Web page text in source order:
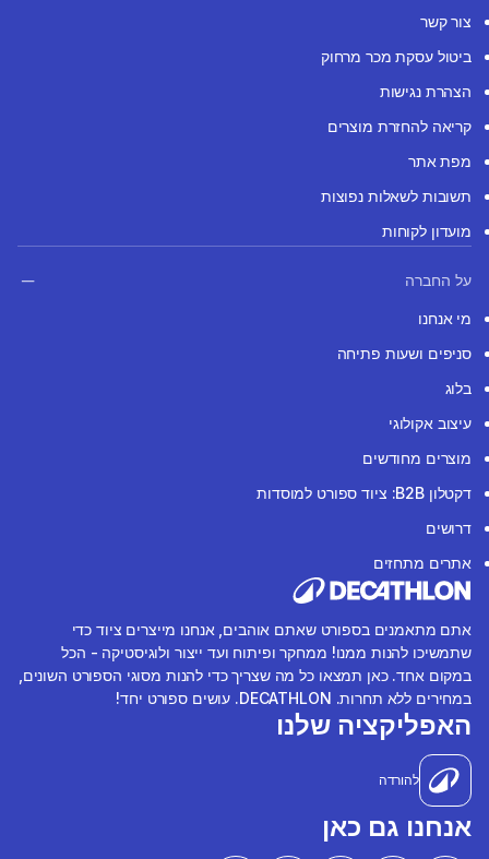
צור קשר
ביטול עסקת מכר מרחוק
הצהרת נגישות
קריאה להחזרת מוצרים
מפת אתר
תשובות לשאלות נפוצות
מועדון לקוחות
על החברה
מי אנחנו
סניפים ושעות פתיחה
בלוג
עיצוב אקולוגי
מוצרים מחודשים
דקטלון B2B: ציוד ספורט למוסדות
דרושים
אתרים מתחזים
אתם מתאמנים בספורט שאתם אוהבים, אנחנו מייצרים ציוד כדי
שתמשיכו להנות ממנו! ממחקר ופיתוח ועד ייצור ולוגיסטיקה - הכל
במקום אחד. כאן תמצאו כל מה שצריך כדי להנות מסוגי הספורט השונים,
במחירים ללא תחרות. DECATHLON. עושים ספורט יחד!
האפליקציה שלנו
להורדה
אנחנו גם כאן